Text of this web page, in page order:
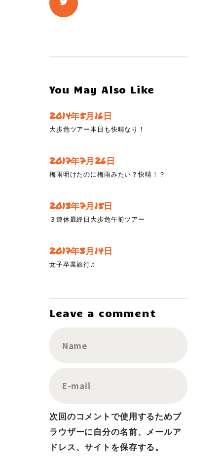
You May Also Like
2014年5月16日
大歩危ツアー本日も快晴なり！
2017年7月26日
梅雨明けたのに梅雨みたい？快晴！？
2013年7月15日
３連休最終日大歩危午前ツアー
2017年3月14日
女子卒業旅行♫
Leave a comment
Name
E-mail
次回のコメントで使用するためブ
ラウザーに自分の名前、メールア
ドレス、サイトを保存する。